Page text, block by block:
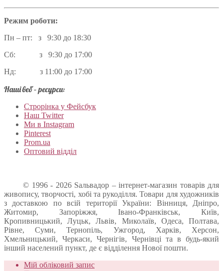
Режим роботи:
Пн – пт: з 9:30 до 18:30
Сб: з 9:30 до 17:00
Нд: з 11:00 до 17:00
Наші веб – ресурси:
Строрінка у Фейсбук
Наш Twitter
Ми в Instagram
Pinterest
Prom.ua
Оптовий відділ
© 1996 - 2026 Sальвадор – інтернет-магазин товарів для
живопису, творчості, хобі та рукоділля. Товари для художників
з доставкою по всій території України: Вінниця, Дніпро,
Житомир, Запоріжжя, Івано-Франківськ, Київ,
Кропивницький, Луцьк, Львів, Миколаїв, Одеса, Полтава,
Рівне, Суми, Тернопіль, Ужгород, Харків, Херсон,
Хмельницький, Черкаси, Чернігів, Чернівці та в будь-який
інший населений пункт, де є відділення Нової пошти.
Мій обліковий запис